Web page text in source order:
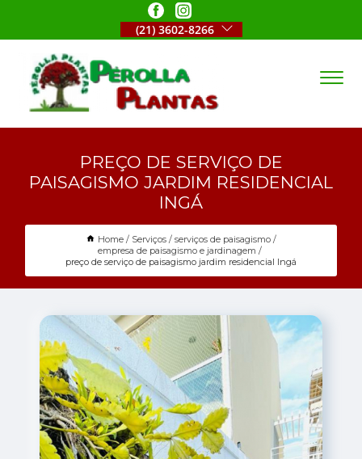
(21) 3602-8266
PREÇO DE SERVIÇO DE
PAISAGISMO JARDIM RESIDENCIAL
INGÁ
Home Serviços
serviços de paisagismo
empresa de paisagismo e jardinagem
preço de serviço de paisagismo jardim residencial Ingá